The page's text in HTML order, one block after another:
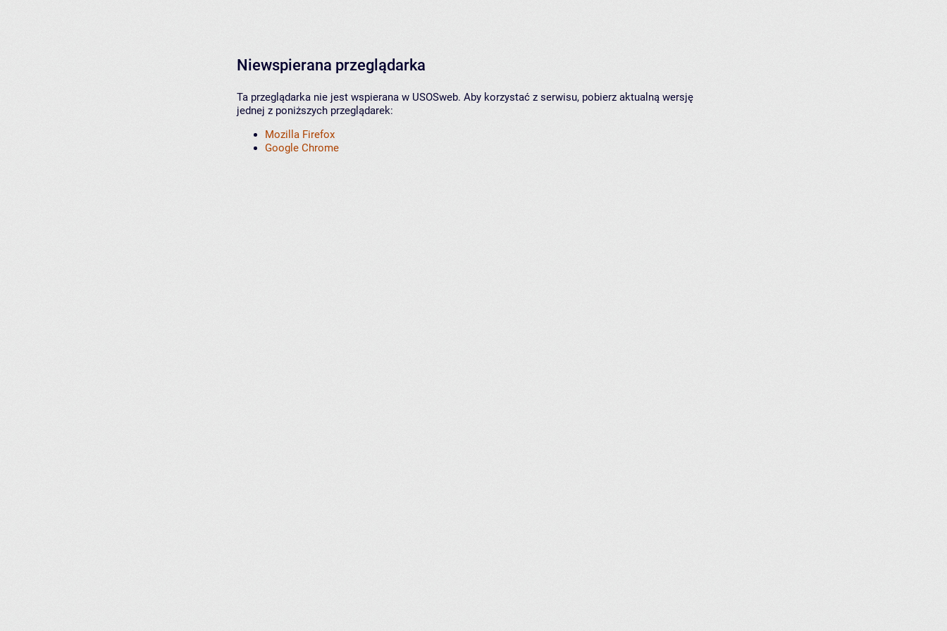
Niewspierana przeglądarka
Ta przeglądarka nie jest wspierana w USOSweb. Aby korzystać z serwisu, pobierz aktualną wersję
jednej z poniższych przeglądarek:
Mozilla Firefox
Google Chrome